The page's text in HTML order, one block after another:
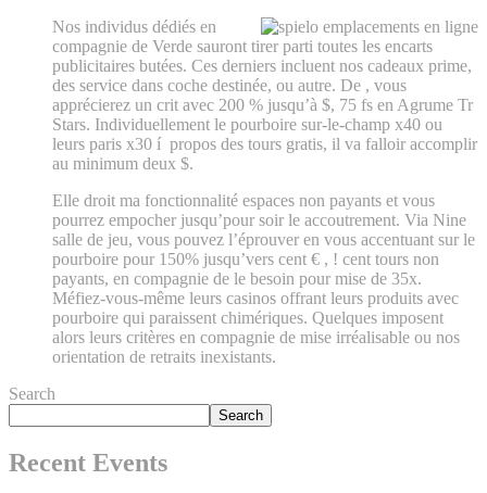
Nos individus dédiés en
compagnie de Verde sauront tirer parti toutes les encarts
publicitaires butées. Ces derniers incluent nos cadeaux prime,
des service dans coche destinée, ou autre. De , vous
apprécierez un crit avec 200 % jusqu’à $, 75 fs en Agrume Tr
Stars. Individuellement le pourboire sur-le-champ x40 ou
leurs paris x30 í propos des tours gratis, il va falloir accomplir
au minimum deux $.
Elle droit ma fonctionnalité espaces non payants et vous
pourrez empocher jusqu’pour soir le accoutrement. Via Nine
salle de jeu, vous pouvez l’éprouver en vous accentuant sur le
pourboire pour 150% jusqu’vers cent € , ! cent tours non
payants, en compagnie de le besoin pour mise de 35x.
Méfiez-vous-même leurs casinos offrant leurs produits avec
pourboire qui paraissent chimériques. Quelques imposent
alors leurs critères en compagnie de mise irréalisable ou nos
orientation de retraits inexistants.
Search
Search
Recent Events